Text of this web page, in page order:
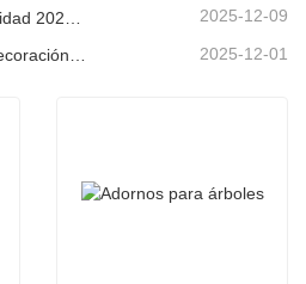
2025-12-09
2025-12-01